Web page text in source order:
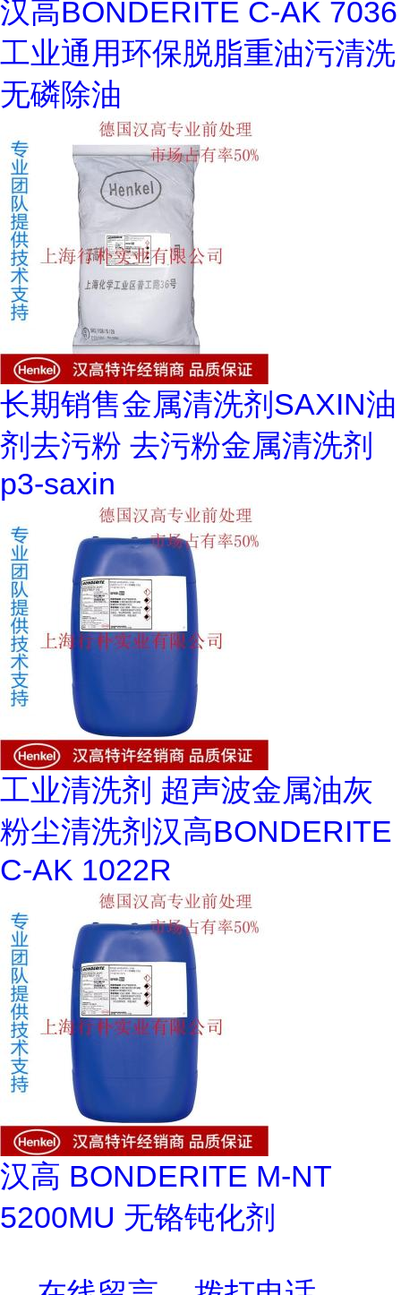
汉高BONDERITE C-AK 7036
工业通用环保脱脂重油污清洗
无磷除油
长期销售金属清洗剂SAXIN油
剂去污粉 去污粉金属清洗剂
p3-saxin
工业清洗剂 超声波金属油灰
粉尘清洗剂汉高BONDERITE
C-AK 1022R
汉高 BONDERITE M-NT
5200MU 无铬钝化剂